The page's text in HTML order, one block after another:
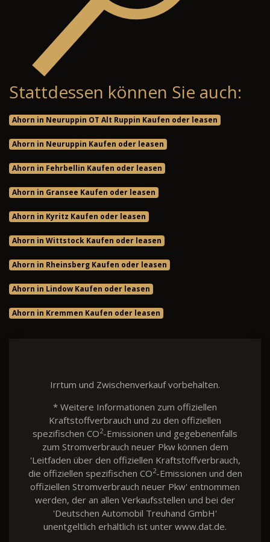
Stattdessen können Sie auch:
Ahorn in Neuruppin OT Alt Ruppin Kaufen oder leasen
Ahorn in Neuruppin Kaufen oder leasen
Ahorn in Fehrbellin Kaufen oder leasen
Ahorn in Gransee Kaufen oder leasen
Ahorn in Kyritz Kaufen oder leasen
Ahorn in Wittstock Kaufen oder leasen
Ahorn in Rheinsberg Kaufen oder leasen
Ahorn in Lindow Kaufen oder leasen
Ahorn in Kremmen Kaufen oder leasen
Irrtum und Zwischenverkauf vorbehalten.
* Weitere Informationen zum offiziellen
Kraftstoffverbrauch und zu den offiziellen
spezifischen CO2-Emissionen und gegebenenfalls
zum Stromverbrauch neuer Pkw können dem
'Leitfaden über den offiziellen Kraftstoffverbrauch,
die offiziellen spezifischen CO2-Emissionen und den
offiziellen Stromverbrauch neuer Pkw' entnommen
werden, der an allen Verkaufsstellen und bei der
'Deutschen Automobil Treuhand GmbH'
unentgeltlich erhältlich ist unter www.dat.de.